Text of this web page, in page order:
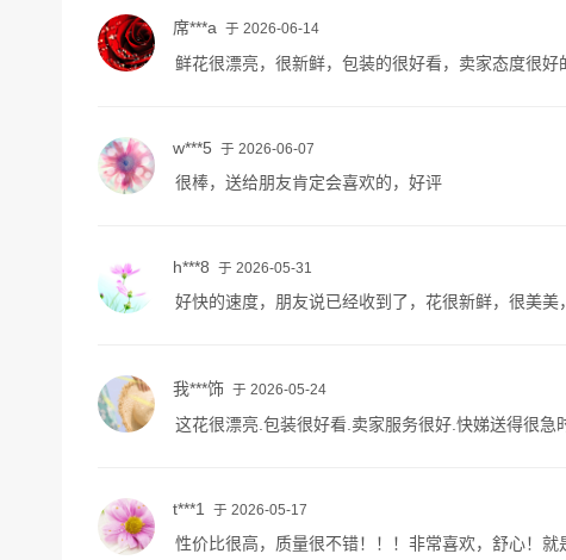
席***a 于 2026-06-14
鲜花很漂亮，很新鲜，包装的很好看，卖家态度很好
w***5 于 2026-06-07
很棒，送给朋友肯定会喜欢的，好评
h***8 于 2026-05-31
好快的速度，朋友说已经收到了，花很新鲜，很美
我***饰 于 2026-05-24
这花很漂亮.包装很好看.卖家服务很好.快娣送得很急
t***1 于 2026-05-17
性价比很高，质量很不错！！！非常喜欢，舒心！就